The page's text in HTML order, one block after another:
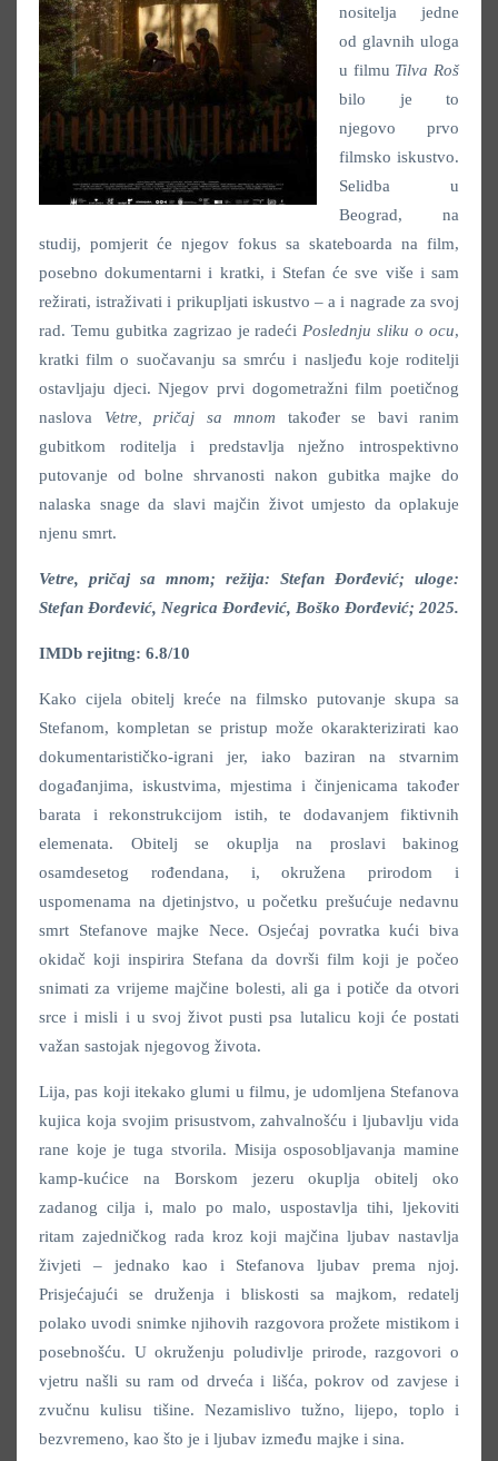
nositelja jedne
od glavnih uloga
u filmu Tilva Roš
bilo je to
njegovo prvo
filmsko iskustvo.
Selidba u
Beograd, na
studij, pomjerit će njegov fokus sa skateboarda na film,
posebno dokumentarni i kratki, i Stefan će sve više i sam
režirati, istraživati i prikupljati iskustvo – a i nagrade za svoj
rad. Temu gubitka zagrizao je radeći Poslednju sliku o ocu,
kratki film o suočavanju sa smrću i nasljeđu koje roditelji
ostavljaju djeci. Njegov prvi dogometražni film poetičnog
naslova Vetre, pričaj sa mnom također se bavi ranim
gubitkom roditelja i predstavlja nježno introspektivno
putovanje od bolne shrvanosti nakon gubitka majke do
nalaska snage da slavi majčin život umjesto da oplakuje
njenu smrt.
Vetre, pričaj sa mnom; režija: Stefan Đorđević; uloge:
Stefan Đorđević, Negrica Đorđević, Boško Đorđević; 2025.
IMDb rejitng: 6.8/10
Kako cijela obitelj kreće na filmsko putovanje skupa sa
Stefanom, kompletan se pristup može okarakterizirati kao
dokumentarističko-igrani jer, iako baziran na stvarnim
događanjima, iskustvima, mjestima i činjenicama također
barata i rekonstrukcijom istih, te dodavanjem fiktivnih
elemenata. Obitelj se okuplja na proslavi bakinog
osamdesetog rođendana, i, okružena prirodom i
uspomenama na djetinjstvo, u početku prešućuje nedavnu
smrt Stefanove majke Nece. Osjećaj povratka kući biva
okidač koji inspirira Stefana da dovrši film koji je počeo
snimati za vrijeme majčine bolesti, ali ga i potiče da otvori
srce i misli i u svoj život pusti psa lutalicu koji će postati
važan sastojak njegovog života.
Lija, pas koji itekako glumi u filmu, je udomljena Stefanova
kujica koja svojim prisustvom, zahvalnošću i ljubavlju vida
rane koje je tuga stvorila. Misija osposobljavanja mamine
kamp-kućice na Borskom jezeru okuplja obitelj oko
zadanog cilja i, malo po malo, uspostavlja tihi, ljekoviti
ritam zajedničkog rada kroz koji majčina ljubav nastavlja
živjeti – jednako kao i Stefanova ljubav prema njoj.
Prisjećajući se druženja i bliskosti sa majkom, redatelj
polako uvodi snimke njihovih razgovora prožete mistikom i
posebnošću. U okruženju poludivlje prirode, razgovori o
vjetru našli su ram od drveća i lišća, pokrov od zavjese i
zvučnu kulisu tišine. Nezamislivo tužno, lijepo, toplo i
bezvremeno, kao što je i ljubav između majke i sina.